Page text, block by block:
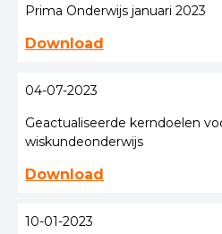
Prima Onderwijs januari 2023
Download
04-07-2023
Geactualiseerde kerndoelen
wiskundeonderwijs
Download
10-01-2023